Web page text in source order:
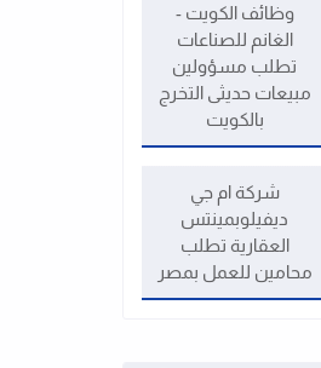
وظائف الكويت -
الغانم للصناعات
تطلب مسؤولين
مبيعات حديثى التخرج
بالكويت
شركة ام جي
ديفيلوبمينتس
العقارية تطلب
محامين للعمل بمصر